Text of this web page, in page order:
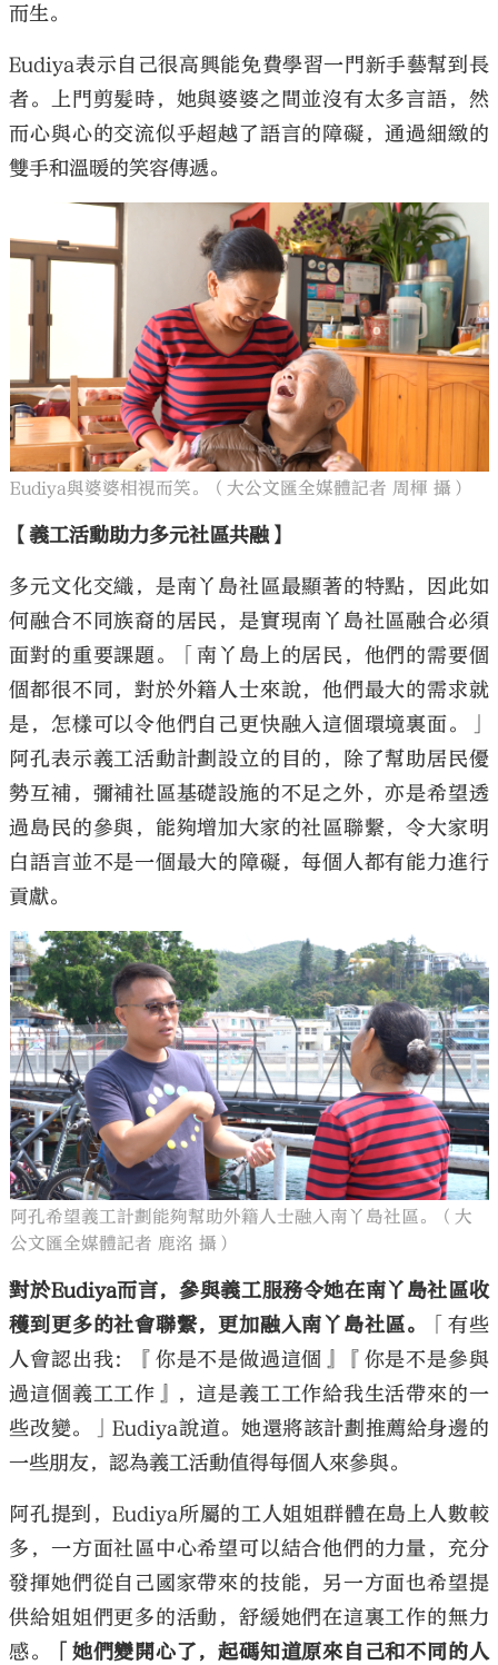
而生。
Eudiya表示自己很高興能免費學習一門新手藝幫到長
者。上門剪髮時，她與婆婆之間並沒有太多言語，然
而心與心的交流似乎超越了語言的障礙，通過細緻的
雙手和溫暖的笑容傳遞。
Eudiya與婆婆相視而笑。（大公文匯全媒體記者 周楎 攝）
【義工活動助力多元社區共融】
多元文化交織，是南丫島社區最顯著的特點，因此如
何融合不同族裔的居民，是實現南丫島社區融合必須
面對的重要課題。「南丫島上的居民，他們的需要個
個都很不同，對於外籍人士來說，他們最大的需求就
是，怎樣可以令他們自己更快融入這個環境裏面。」
阿孔表示義工活動計劃設立的目的，除了幫助居民優
勢互補，彌補社區基礎設施的不足之外，亦是希望透
過島民的參與，能夠增加大家的社區聯繫，令大家明
白語言並不是一個最大的障礙，每個人都有能力進行
貢獻。
阿孔希望義工計劃能夠幫助外籍人士融入南丫島社區。（大
公文匯全媒體記者 鹿洺 攝）
對於Eudiya而言，參與義工服務令她在南丫島社區收
穫到更多的社會聯繫，更加融入南丫島社區。
「有些
人會認出我：『你是不是做過這個』『你是不是參與
過這個義工工作』，這是義工工作給我生活帶來的一
些改變。」Eudiya說道。她還將該計劃推薦給身邊的
一些朋友，認為義工活動值得每個人來參與。
阿孔提到，Eudiya所屬的工人姐姐群體在島上人數較
多，一方面社區中心希望可以結合他們的力量，充分
發揮她們從自己國家帶來的技能，另一方面也希望提
供給姐姐們更多的活動，舒緩她們在這裏工作的無力
感。
「她們變開心了，起碼知道原來自己和不同的人